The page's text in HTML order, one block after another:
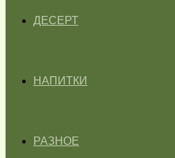
ДЕСЕРТ
НАПИТКИ
РАЗНОЕ